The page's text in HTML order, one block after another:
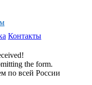
Контакты
the form.
по всей России